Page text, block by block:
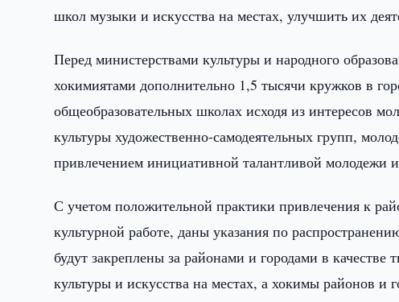
школ музыки и искусства на местах, улучшить их
Перед министерствами культуры и народного
хокимиятами дополнительно 1,5 тысячи кружков в
общеобразовательных школах исходя из интересов
культуры художественно-самодеятельных групп,
привлечением инициативной талантливой молодежи
С учетом положительной практики привлечения к
культурной работе, даны указания по
будут закреплены за районами и городами в качестве
культуры и искусства на местах, а хокимы районов и